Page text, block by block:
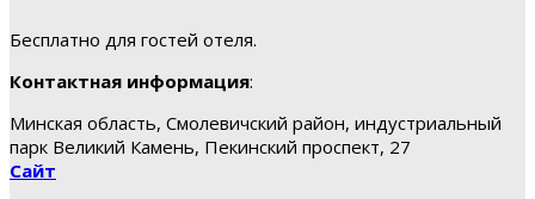
Бесплатно для гостей отеля.
Контактная информация:
Минская область, Смолевичский район, индустриальный
парк Великий Камень, Пекинский проспект, 27
Сайт